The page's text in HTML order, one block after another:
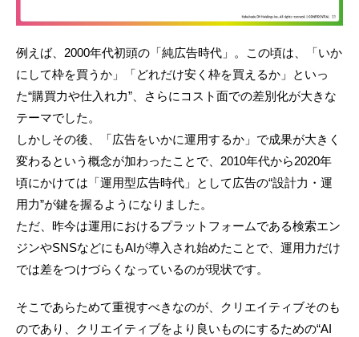
例えば、2000年代初頭の「純広告時代」。この頃は、「いか
にして枠を買うか」「どれだけ安く枠を買えるか」といっ
た“購買力や仕入れ力”、さらにコスト面での差別化が大きな
テーマでした。
しかしその後、「広告をいかに運用するか」で成果が大きく
変わるという概念が加わったことで、2010年代から2020年
頃にかけては「運用型広告時代」として広告の“設計力・運
用力”が鍵を握るようになりました。
ただ、昨今は運用におけるプラットフォームである検索エン
ジンやSNSなどにもAIが導入され始めたことで、運用力だけ
では差をつけづらくなっているのが現状です。
そこであらためて重視すべきなのが、クリエイティブそのも
のであり、クリエイティブをより良いものにするための“AI